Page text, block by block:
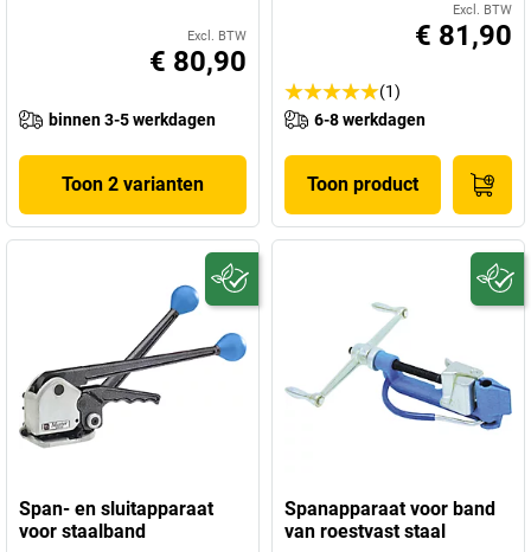
Excl. BTW
€ 80,90
binnen 3-5 werkdagen
Toon 2 varianten
Excl. BTW
€ 81,90
(1)
6-8 werkdagen
Toon product
Span- en sluitapparaat
voor staalband
Spanapparaat voor band
van roestvast staal